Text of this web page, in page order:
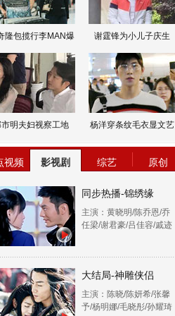
隆包揽行李MAN爆 谢霆锋为小儿子庆生
明夫妇视察工地 杨洋穿条纹毛衣显文艺
视频 影视剧 综艺 原创
同步热播-锦绣缘
主演：黄晓明/陈乔恩/乔
任梁/谢君豪/吕佳容/戚迹
大结局-神雕侠侣
主演：陈晓/陈妍希/张馨
予/杨明娜/毛晓彤/孙耀琦